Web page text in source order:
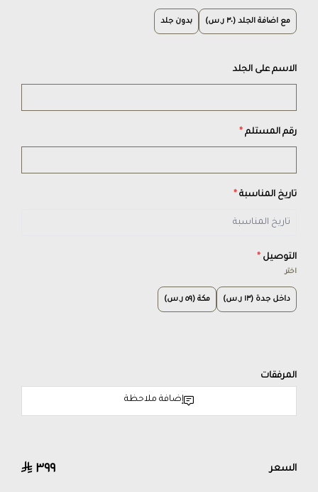
مع اضافة الجلد (٣٠ ر.س) بدون جلد
الاسم على الجلد
رقم المستلم *
تاريخ المناسبة *
التوصيل *
اختر
داخل جدة (١٣ ر.س) مكة (٥٩ ر.س)
المرفقات
إضافة ملاحظة
السعر ٣٩٩